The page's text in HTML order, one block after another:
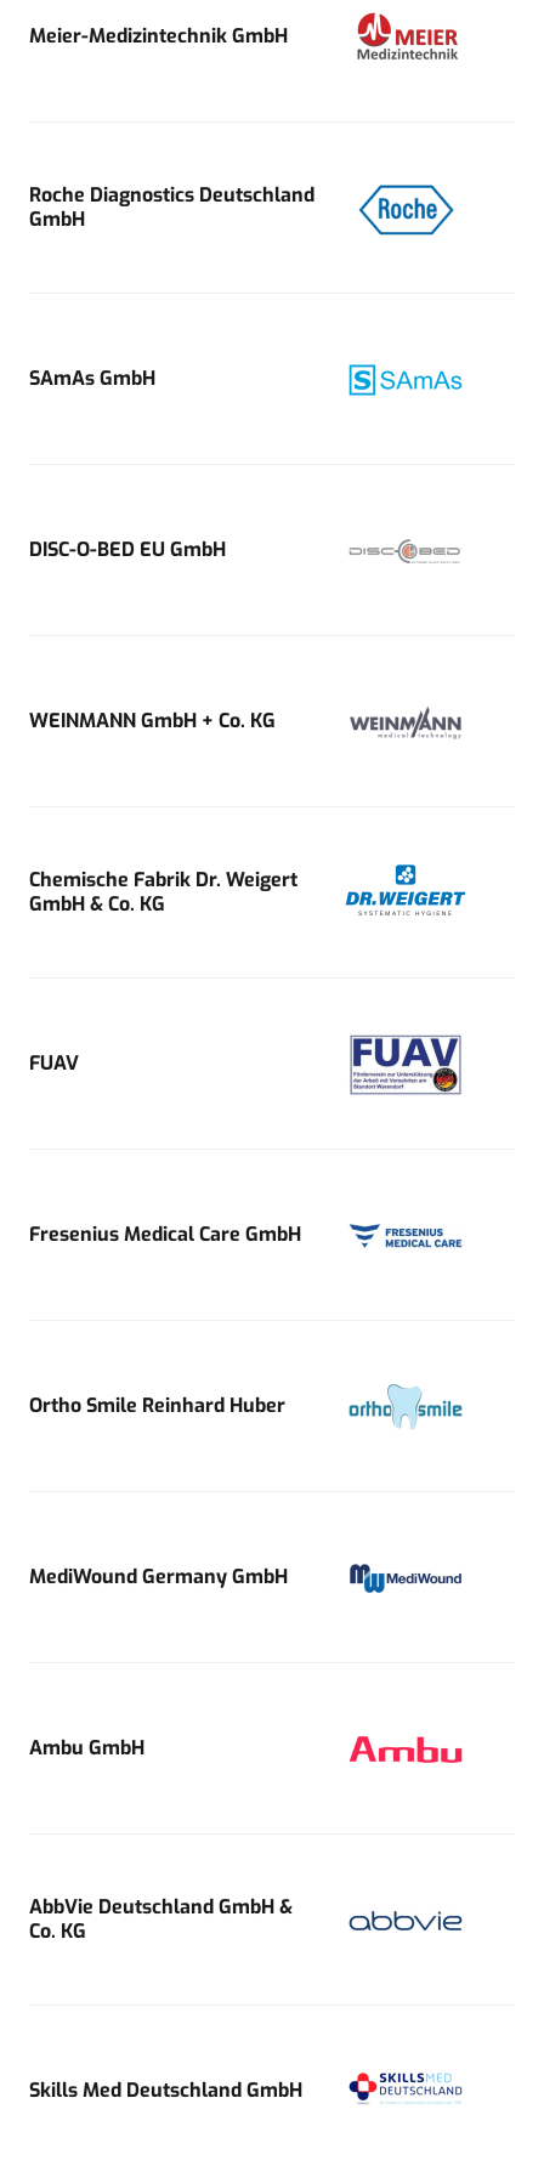
Meier-Medizintechnik GmbH
Roche Diagnostics Deutschland
GmbH
SAmAs GmbH
DISC-O-BED EU GmbH
WEINMANN GmbH + Co. KG
Chemische Fabrik Dr. Weigert
GmbH & Co. KG
FUAV
Fresenius Medical Care GmbH
Ortho Smile Reinhard Huber
MediWound Germany GmbH
Ambu GmbH
AbbVie Deutschland GmbH &
Co. KG
Skills Med Deutschland GmbH